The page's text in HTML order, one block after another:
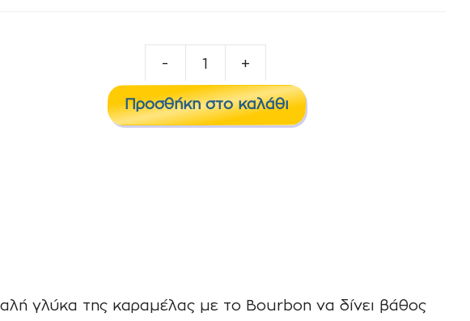
-
-
Inspector
+
Προσθήκη στο καλάθι
γλύκα της καραμέλας με το Bourbon να δίνει βάθος